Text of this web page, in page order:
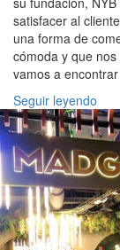
satisfacer al
una forma de
cómoda y que
vamos a
Seguir leyendo